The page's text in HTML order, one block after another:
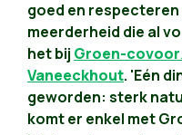
goed en
meerderheid die al
het bij Groen-
Vaneeckhout. 'Eén
geworden: sterk
komt er enkel met